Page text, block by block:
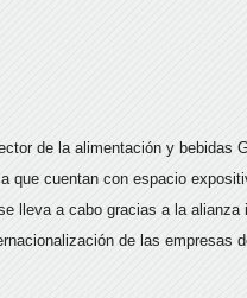
de la alimentación y bebidas
que cuentan con espacio
lleva a cabo gracias a la alianza
de las empresas